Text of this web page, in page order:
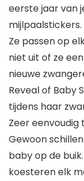
eerste jaar van
mijlpaalstickers.
Ze passen op
niet uit of ze
nieuwe
Reveal of Baby
tijdens haar
Zeer eenvoudig
Gewoon
baby op de
koesteren elk